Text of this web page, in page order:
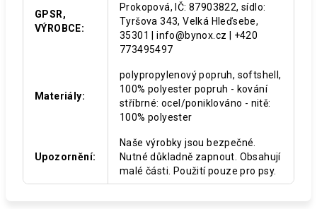
GPSR,
VÝROBCE:
Prokopová, IČ: 87903822, sídlo:
Tyršova 343, Velká Hleďsebe,
35301 | info@bynox.cz | +420
773495497
Materiály:
polypropylenový popruh, softshell,
100% polyester popruh - kování
stříbrné: ocel/poniklováno - nitě:
100% polyester
Upozornění:
Naše výrobky jsou bezpečné.
Nutné důkladně zapnout. Obsahují
malé části. Použití pouze pro psy.